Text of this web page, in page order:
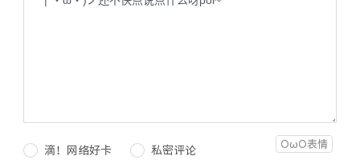
滴！网络好卡 私密评论 OωO表情